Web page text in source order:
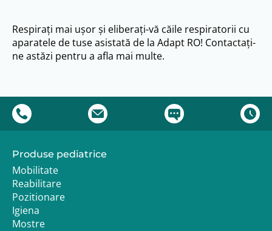
Respirați mai ușor și eliberați-vă căile respiratorii cu
aparatele de tuse asistată de la Adapt RO! Contactați-
ne astăzi pentru a afla mai multe.
Produse pediatrice
Mobilitate
Reabilitare
Pozitionare
Igiena
Mostre